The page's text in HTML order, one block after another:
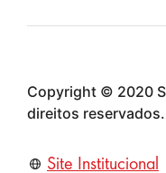
Copyright © 2020
direitos reservados.
Site Institucional